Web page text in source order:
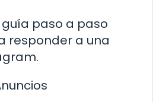
paso a paso
responder a una